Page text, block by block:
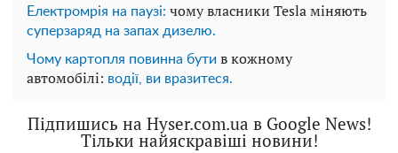
Електромрія на паузі: чому власники Tesla міняють
суперзаряд на запах дизелю.
Чому картопля повинна бути в кожному
автомобілі: водії, ви вразитеся.
Підпишись на Hyser.com.ua в Google News!
Тільки найяскравіші новини!